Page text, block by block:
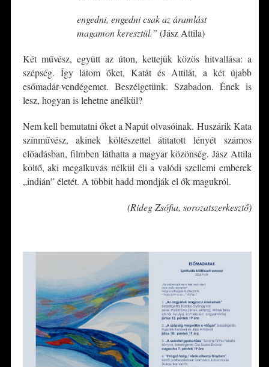
engedni, engedni csak az áramlást
magamon keresztül.” (Jász Attila)
Két művész, együtt az úton, kettejük közös hitvallása: a
szépség. Így látom őket, Katát és Attilát, a két újabb
esőmadár-vendégemet. Beszélgetünk. Szabadon. Ének is
lesz, hogyan is lehetne anélkül?
Nem kell bemutatni őket a Napút olvasóinak. Huszárik Kata
színművész, akinek költészettel átitatott lényét számos
előadásban, filmben láthatta a magyar közönség. Jász Attila
költő, aki megalkuvás nélkül éli a valódi szellemi emberek
„indián” életét. A többit hadd mondják el ők magukról.
(Rideg Zsófia, sorozatszerkesztő)